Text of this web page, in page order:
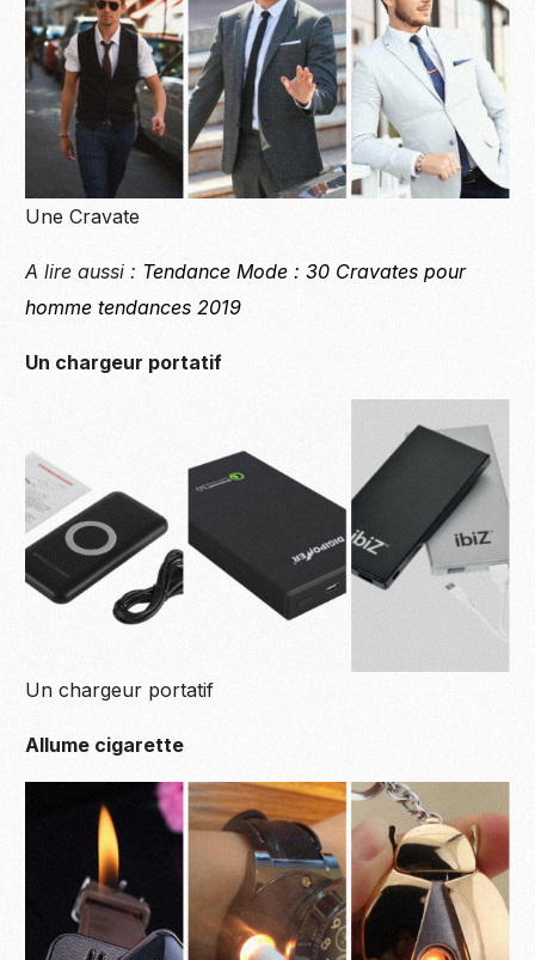
Une Cravate
A lire aussi : Tendance Mode : 30 Cravates pour
homme tendances 2019
Un chargeur portatif
Un chargeur portatif
Allume cigarette